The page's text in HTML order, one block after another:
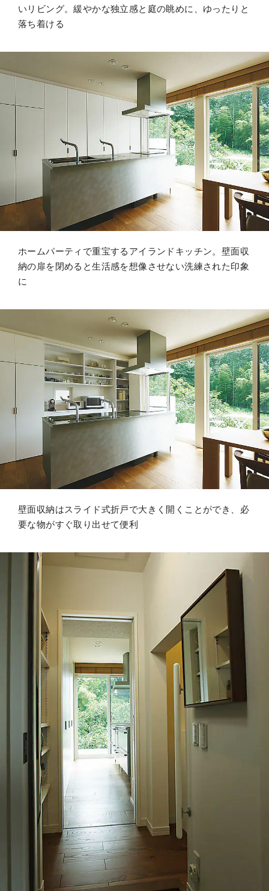
いリビング。緩やかな独立感と庭の眺めに、ゆったりと
落ち着ける
ホームパーティで重宝するアイランドキッチン。壁面収
納の扉を閉めると生活感を想像させない洗練された印象
に
壁面収納はスライド式折戸で大きく開くことができ、必
要な物がすぐ取り出せて便利